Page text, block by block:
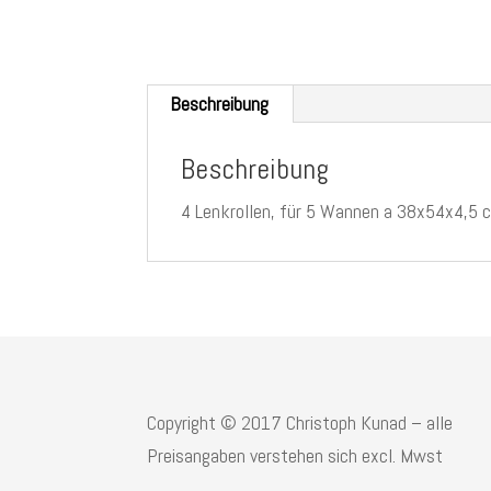
Beschreibung
Beschreibung
4 Lenkrollen, für 5 Wannen a 38x54x4,5
Copyright © 2017 Christoph Kunad – alle
Preisangaben verstehen sich excl. Mwst